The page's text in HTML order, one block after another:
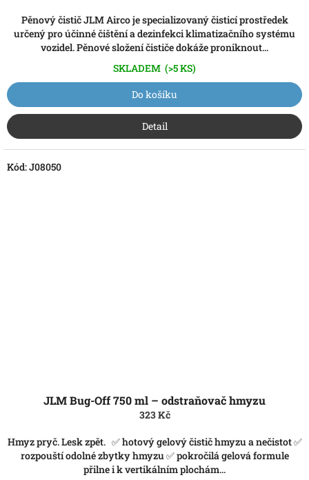
Pěnový čistič JLM Airco je specializovaný čisticí prostředek
určený pro účinné čištění a dezinfekci klimatizačního systému
vozidel. Pěnové složení čističe dokáže proniknout...
SKLADEM (>5 KS)
Do košíku
Detail
JLM Bug-Off 750 ml – odstraňovač hmyzu
323 Kč
Hmyz pryč. Lesk zpět. ✅ hotový gelový čistič hmyzu a nečistot ✅
rozpouští odolné zbytky hmyzu ✅ pokročilá gelová formule
přilne i k vertikálním plochám...
Kód:J08050